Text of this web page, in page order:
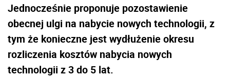
Jednocześnie proponuje pozostawienie
obecnej ulgi na nabycie nowych technologii, z
tym że konieczne jest wydłużenie okresu
rozliczenia kosztów nabycia nowych
technologii z 3 do 5 lat.